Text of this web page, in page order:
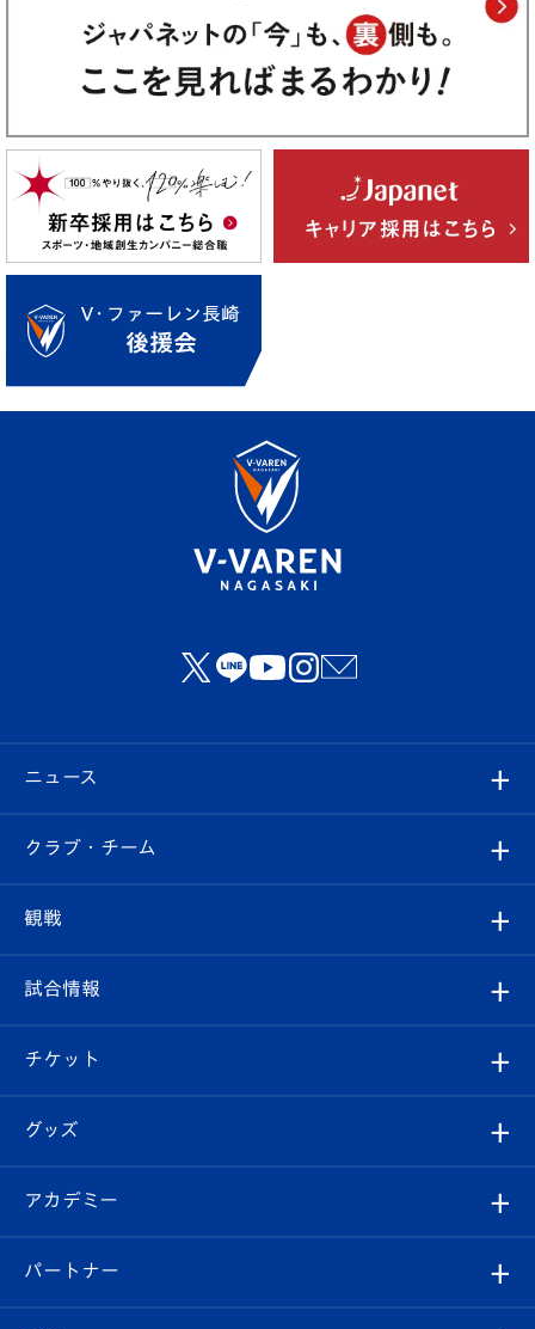
ニュース
すべて
クラブ
試合情報
チケット
イベント
メディア
クラブ・チーム
クラブ概要
エンブレム紹介
スタッフプロフィール
マスコット紹介
観戦
観戦ルール
はじめての観戦ガイド
Revive Team
ヴィヴィくんの長崎おもてなしガイド
試合情報
試合日程/結果
フォトギャラリー
スタジアムグルメ
チケット
チケット
V-LOVERS（ファンクラブ）
プレイヤーズスイート
グッズ
オンラインショップ
店舗情報
アカデミー
育成からのお知らせ
パートナー